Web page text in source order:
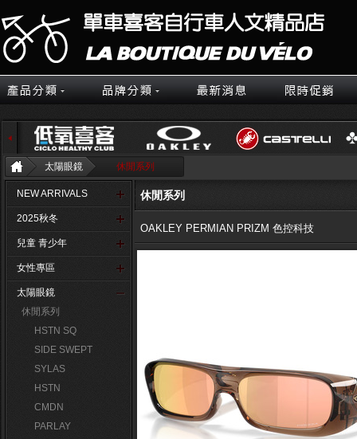
太陽眼鏡 休閒系列
NEW ARRIVALS
2025秋冬
兒童 青少年
女性專區
太陽眼鏡
休閒系列
HSTN SQ
SIDE SWEPT
SYLAS
HSTN
CMDN
PARLAY
休閒系列
OAKLEY PERMIAN PRIZM 色控科技